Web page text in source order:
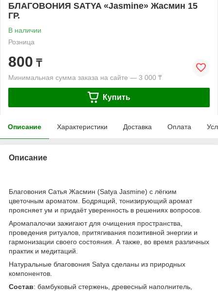
БЛАГОВОНИЯ SATYA «Jasmine» Жасмин 15
ГР.
В наличии
Розница
800 ₸
Минимальная сумма заказа на сайте — 3 000 ₸
Купить
Описание Характеристики Доставка Оплата
Описание
Благовония Сатья Жасмин (Satya Jasmine) с лёгким
цветочным ароматом. Бодрящий, тонизирующий аромат
проясняет ум и придаёт уверенность в решениях вопросов.
Аромапалочки зажигают для очищения пространства,
проведения ритуалов, притягивания позитивной энергии и
гармонизации своего состояния. А также, во время различных
практик и медитаций.
Натуральные благовония Satya сделаны из природных
компонентов.
Состав: бамбуковый стержень, древесный наполнитель,